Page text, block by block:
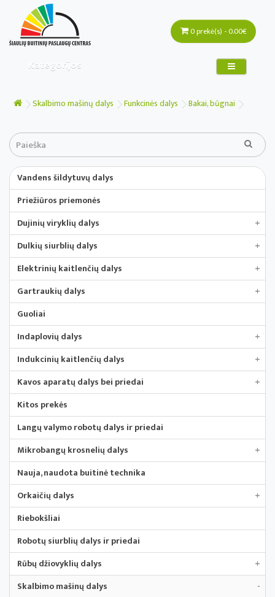
Kategorijos
0 prekė(s) - 0.00€
Skalbimo mašinų dalys Funkcinės dalys Bakai, būgnai
Vandens šildytuvų dalys
Priežiūros priemonės
Dujinių viryklių dalys
+
Dulkių siurblių dalys
+
Elektrinių kaitlenčių dalys
+
Gartraukių dalys
+
Guoliai
Indaplovių dalys
+
Indukcinių kaitlenčių dalys
+
Kavos aparatų dalys bei priedai
+
Kitos prekės
Langų valymo robotų dalys ir priedai
Mikrobangų krosnelių dalys
+
Nauja, naudota buitinė technika
Orkaičių dalys
+
Riebokšliai
Robotų siurblių dalys ir priedai
Rūbų džiovyklių dalys
+
Skalbimo mašinų dalys
-